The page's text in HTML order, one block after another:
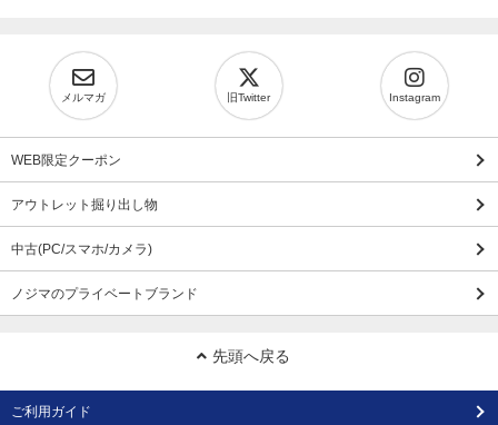
メルマガ 旧Twitter Instagram
WEB限定クーポン
アウトレット掘り出し物
中古(PC/スマホ/カメラ)
ノジマのプライベートブランド
先頭へ戻る
ご利用ガイド